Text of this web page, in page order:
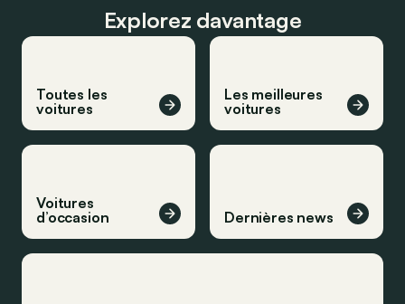
Explorez davantage
Toutes les
voitures
Les meilleures
voitures
Voitures
d’occasion
Dernières news